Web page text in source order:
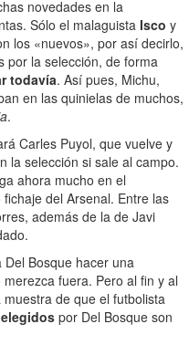
novedades en la
Sólo el malaguista Isco y
los «nuevos», por así decirlo,
por la selección, de forma
todavía. Así pues, Michu,
en las quinielas de muchos,
.
Carles Puyol, que vuelve y
la selección si sale al campo.
ahora mucho en el
del Arsenal. Entre las
además de la de Javi
Del Bosque hacer una
fuera. Pero al fin y al
de que el futbolista
por Del Bosque son